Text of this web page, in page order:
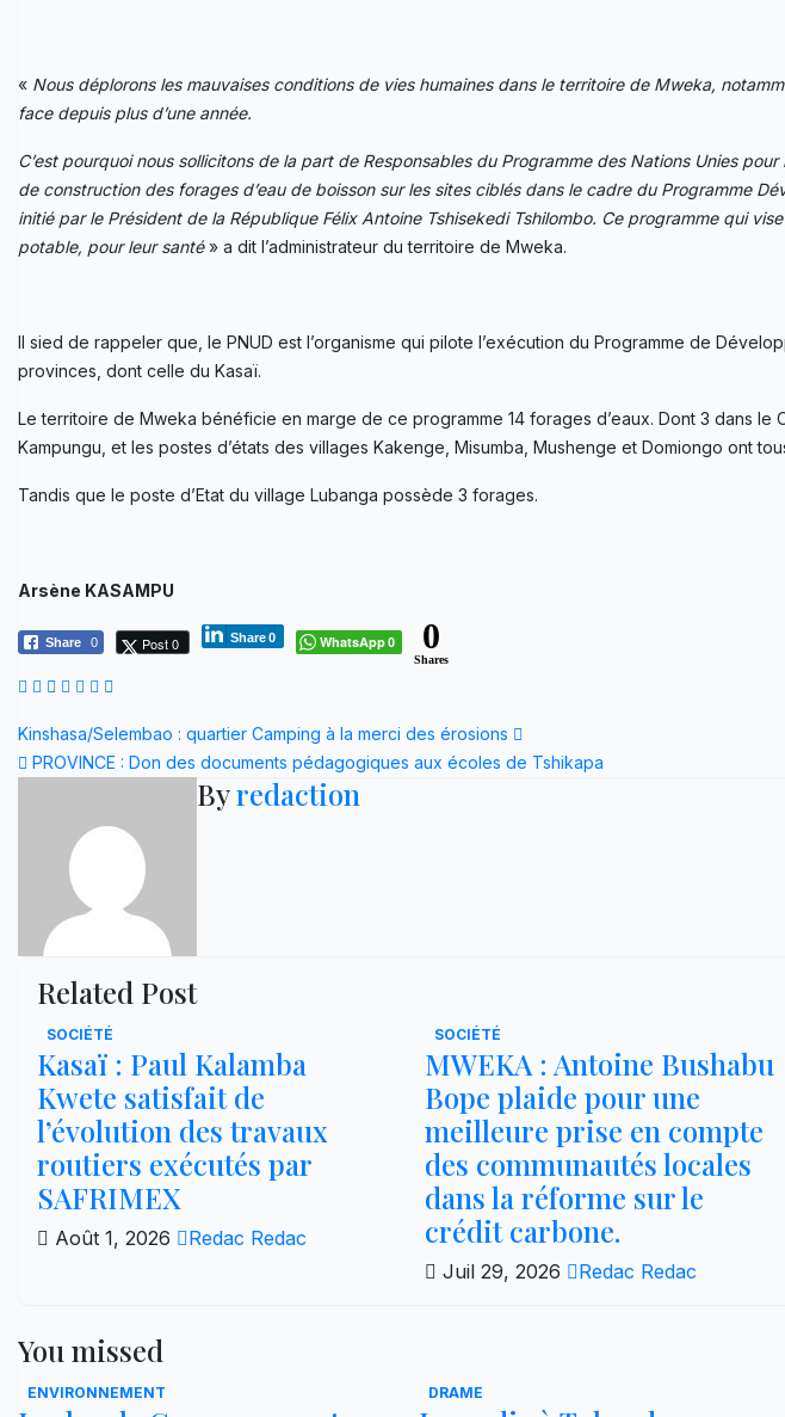
« Nous déplorons les mauvaises conditions de vies humaines dans le territoire de Mweka,
face depuis plus d’une année.
C’est pourquoi nous sollicitons de la part de Responsables du Programme des Nations Unies
de construction des forages d’eau de boisson sur les sites ciblés dans le cadre du Programme
initié par le Président de la République Félix Antoine Tshisekedi Tshilombo. Ce programme qui
potable, pour leur santé» a dit l’administrateur du territoire de Mweka.
Il sied de rappeler que, le PNUD est l’organisme qui pilote l’exécution du Programme de
provinces, dont celle du Kasaï.
Le territoire de Mweka bénéficie en marge de ce programme 14 forages d’eaux. Dont 3 dans le
Kampungu, et les postes d’états des villages Kakenge, Misumba, Mushenge et Domiongo ont
Tandis que le poste d’Etat du village Lubanga possède 3 forages.
Arsène KASAMPU
Share 0 Post 0 Share0 WhatsApp0 0
Shares
Navigation
de
l’article
Kinshasa/Selembao : quartier Camping à la merci des érosions
PROVINCE : Don des documents pédagogiques aux écoles de Tshikapa
Byredaction
Related Post
SOCIÉTÉ
Kasaï : Paul Kalamba
Kwete satisfait de
l’évolution des travaux
routiers exécutés par
SAFRIMEX
Août 1, 2026 Redac Redac
SOCIÉTÉ
MWEKA : Antoine Bushabu
Bope plaide pour une
meilleure prise en compte
des communautés locales
dans la réforme sur le
crédit carbone.
Juil 29, 2026 Redac Redac
You missed
ENVIRONNEMENT DRAME